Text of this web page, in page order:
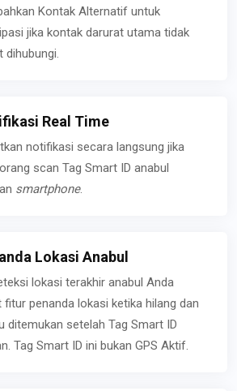
Kontak Alternatif untuk
jika kontak darurat utama tidak
dihubungi.
Real Time
notifikasi secara langsung jika
scan Tag Smart ID anabul
smartphone.
Lokasi Anabul
lokasi terakhir anabul Anda
fitur penanda lokasi ketika hilang dan
ditemukan setelah Tag Smart ID
Tag Smart ID ini bukan GPS Aktif.